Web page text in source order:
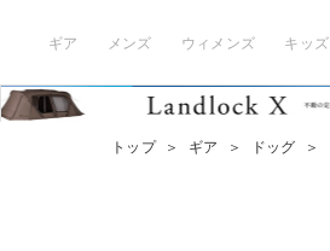
ギア メンズ ウィメンズ キッズ
トップ ＞ ギア ＞ ドッグ ＞